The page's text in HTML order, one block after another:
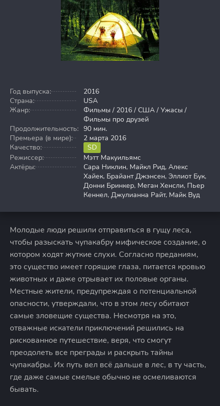
Год выпуска:
2016
Страна:
USA
Жанр:
Фильмы / 2016 / США / Ужасы /
Фильмы про друзей
Продолжительность: 90 мин.
Премьера (в мире):
2 марта 2016
Качество:
SD
Режиссер:
Мэтт Макуильямс
Актёры:
Сара Никлин, Майкл Рид, Алекс
Хайек, Брайант Джэнсен, Эллиот Бук,
Донни Бринкер, Меган Хенсли, Пьер
Кеннел, Джулианна Райт, Майк Вуд
Молодые люди решили отправиться в гущу леса,
чтобы разыскать чупакабру мифическое создание, о
котором ходят жуткие слухи. Согласно преданиям,
это существо имеет горящие глаза, питается кровью
животных и даже отрывает их половые органы.
Местные жители, предупреждая о потенциальной
опасности, утверждали, что в этом лесу обитают
самые зловещие существа. Несмотря на это,
отважные искатели приключений решились на
рискованное путешествие, веря, что смогут
преодолеть все преграды и раскрыть тайны
чупакабры. Их путь вел всё дальше в лес, в ту часть,
где даже самые смелые обычно не осмеливаются
бывать.